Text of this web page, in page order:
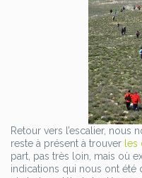
Retour vers l’escalier, nous
reste à présent à trouver les
part, pas très loin, mais où
indications qui nous ont été